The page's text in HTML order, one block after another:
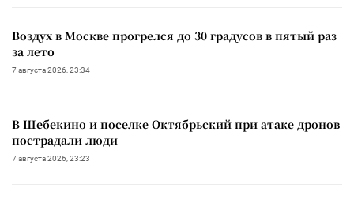
Воздух в Москве прогрелся до 30 градусов в пятый раз
за лето
7 августа 2026, 23:34
В Шебекино и поселке Октябрьский при атаке дронов
пострадали люди
7 августа 2026, 23:23